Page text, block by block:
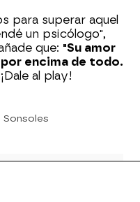
para superar aquel
un psicólogo",
que: "Su amor
por encima de todo.
al play!
Sonsoles